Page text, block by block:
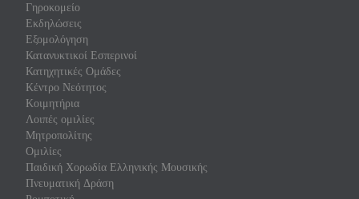
Γηροκομείο
Εκδηλώσεις
Εξομολόγηση
Κατανυκτικοί Εσπερινοί
Κατηχητικές Ομάδες
Κέντρο Νεότητος
Κοιμητήρια
Λοιπές ομιλίες
Μητροπολίτης
Ομιλίες
Παιδική Χορωδία Ελληνικής Μουσικής
Πνευματική Δράση